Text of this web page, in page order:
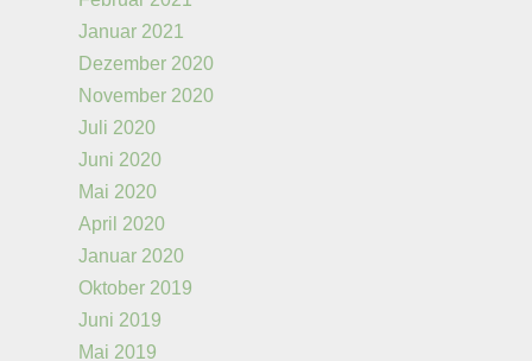
Januar 2021
Dezember 2020
November 2020
Juli 2020
Juni 2020
Mai 2020
April 2020
Januar 2020
Oktober 2019
Juni 2019
Mai 2019